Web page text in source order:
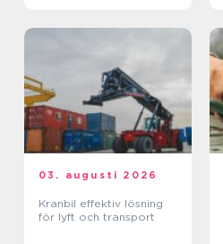
03. augusti 2026
Kranbil effektiv lösning
för lyft och transport